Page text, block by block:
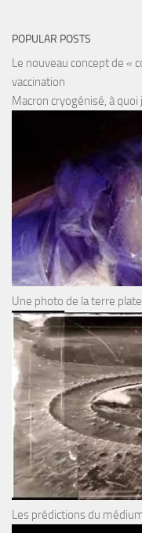
POPULAR POSTS
Le nouveau concept de «
vaccination
Macron cryogénisé, à
Une photo de la terre
Les prédictions du